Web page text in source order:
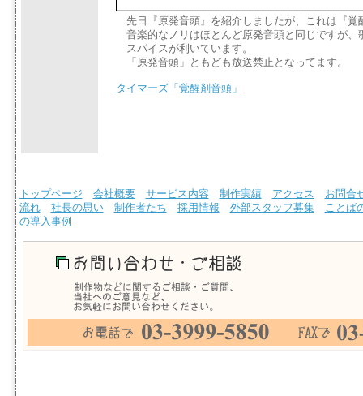
先日『原発音頭』を紹介しましたが、これは『覚
音楽的なノリはほとんど原発音頭と同じですが、
スパイスが利いています。
「原発音頭」ともども放送禁止となってます。
タイマーズ「覚醒剤音頭」
トップページ 会社概要 サービス内容 制作実績 アクセス
お問合
流れ
社長の思い 制作者たち 採用情報 外部スタッフ募集
ことば
の導入事例